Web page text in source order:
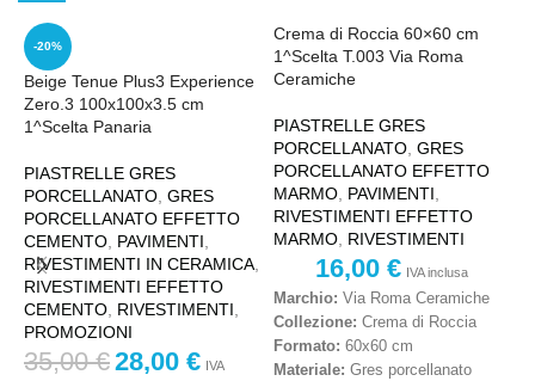
-20%
Beige Tenue Plus3 Experience
Zero.3 100x100x3.5 cm
1^Scelta Panaria
PIASTRELLE GRES
PORCELLANATO GRES
PORCELLANATO EFFETTO
CEMENTO PAVIMENTI
RIVESTIMENTI IN CERAMICA
RIVESTIMENTI EFFETTO
CEMENTO RIVESTIMENTI
PROMOZIONI
35,00€28,00 € IVA
Crema di Roccia 60×60 cm
1^Scelta T.003 Via Roma
Ceramiche
PIASTRELLE GRES
PORCELLANATO, GRES
PORCELLANATO EFFETTO
MARMO, PAVIMENTI
RIVESTIMENTI EFFETTO
MARMO, RIVESTIMENTI
16,00€ IVA inclusa
Marchio: Via Roma Ceramiche
Collezione: Crema di Roccia
Formato: 60x60 cm
Materiale: Gres porcellanato